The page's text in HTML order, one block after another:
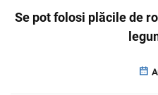
Se pot folosi plăcile de